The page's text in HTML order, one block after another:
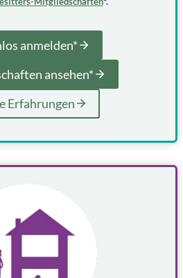
anmelden*
ansehen*
Erfahrungen